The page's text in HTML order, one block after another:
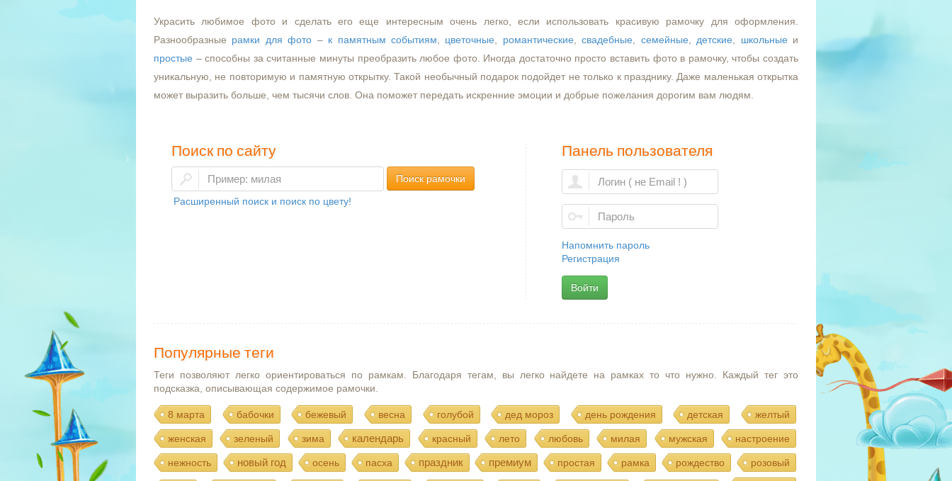
Украсить любимое фото и сделать его еще интересным очень легко, если использовать красивую рамочку для оформления.
Разнообразные рамки для фото – к памятным событиям цветочные романтические ,свадебные семейные детские школьные и
простые – способны за считанные минуты преобразить любое фото. Иногда достаточно просто вставить фото в рамочку, чтобы создать
уникальную, не повторимую и памятную открытку. Такой необычный подарок подойдет не только к празднику. Даже маленькая открытка
может выразить больше, чем тысячи слов. Она поможет передать искренние эмоции и добрые пожелания дорогим вам людям.
Поиск по сайту
Поиск рамочки
Расширенный поиск и поиск по цвету!
Панель пользователя
Напомнить пароль
Регистрация
Войти
Популярные теги
Теги позволяют легко ориентироваться по рамкам. Благодаря тегам, вы легко найдете на рамках то что нужно. Каждый тег это
подсказка, описывающая содержимое рамочки.
8 марта бабочки бежевый весна голубой дед мороз день рождения детская желтый
женская зеленый зима календарь красный лето любовь милая мужская настроение
нежность новый год осень пасха праздник премиум простая рамка рождество розовый